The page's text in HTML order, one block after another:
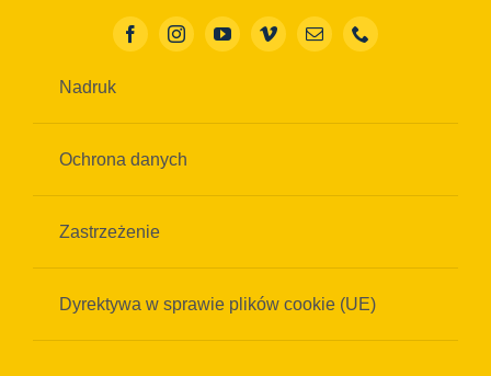
Nadruk
Ochrona danych
Zastrzeżenie
Dyrektywa w sprawie plików cookie (UE)